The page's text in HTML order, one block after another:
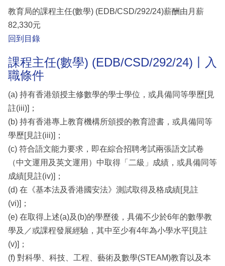
教育局的課程主任(數學) (EDB/CSD/292/24)薪酬由月薪
82,330元
回到目錄
課程主任(數學) (EDB/CSD/292/24)丨入
職條件
(a) 持有香港頒授主修數學的學士學位，或具備同等學歷[見
註(iii)]；
(b) 持有香港專上教育機構所頒授的教育證書，或具備同等
學歷[見註(iii)]；
(c) 符合語文能力要求，即在綜合招聘考試兩張語文試卷
（中文運用及英文運用）中取得「二級」成績，或具備同等
成績[見註(iv)]；
(d) 在《基本法及香港國安法》測試取得及格成績[見註
(vi)]；
(e) 在取得上述(a)及(b)的學歷後，具備不少於6年的數學教
學及／或課程發展經驗，其中至少有4年為小學水平[見註
(v)]；
(f) 對科學、科技、工程、藝術及數學(STEAM)教育以及本